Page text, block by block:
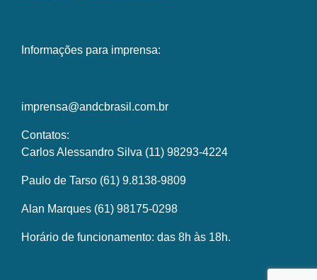
Informações para imprensa:
imprensa@andcbrasil.com.br
Contatos:
Carlos Alessandro Silva (11) 98293-4224
Paulo de Tarso (61) 9.8138-9809
Alan Marques (61) 98175-0298
Horário de funcionamento: das 8h às 18h.